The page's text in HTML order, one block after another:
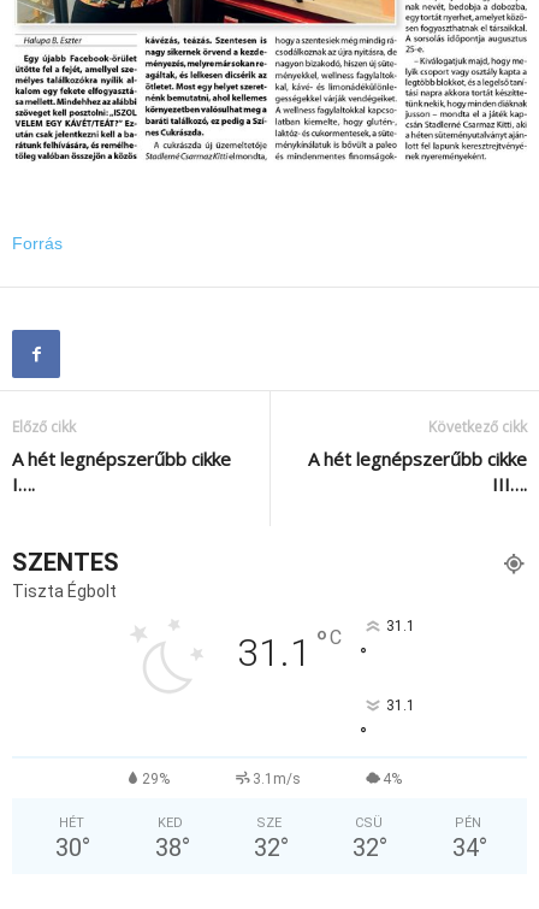
Forrás
Előző cikk
A hét legnépszerűbb cikke
I….
Következő cikk
A hét legnépszerűbb cikke
III….
SZENTES
Tiszta Égbolt
31.1 °C 31.1
°
31.1
°
29% 3.1m/s 4%
HÉT
30°
KED
38°
SZE
32°
CSÜ
32°
PÉN
34°